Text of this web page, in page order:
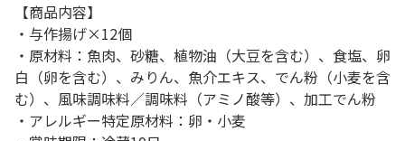
【商品内容】
・与作揚げ×12個
・原材料：魚肉、砂糖、植物油（大豆を含む）、食塩、卵
白（卵を含む）、みりん、魚介エキス、でん粉（小麦を含
む）、風味調味料／調味料（アミノ酸等）、加工でん粉
・アレルギー特定原材料：卵・小麦